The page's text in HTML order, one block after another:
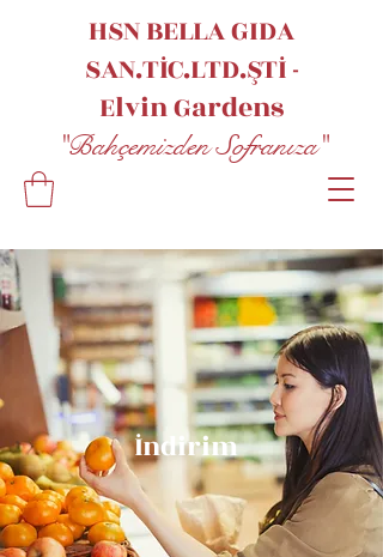
HSN BELLA GIDA
SAN.TİC.LTD.ŞTİ -
ElvinGardens
"Bahçemizden Sofranıza"
İndirim